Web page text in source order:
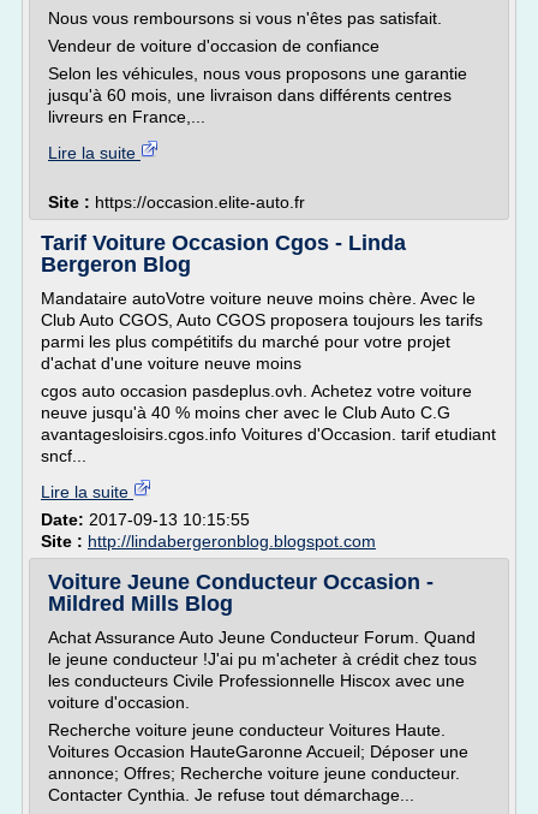
Nous vous remboursons si vous n'êtes pas satisfait.
Vendeur de voiture d'occasion de confiance
Selon les véhicules, nous vous proposons une garantie
jusqu'à 60 mois, une livraison dans différents centres
livreurs en France,...
Lire la suite
Site : https://occasion.elite-auto.fr
Tarif Voiture Occasion Cgos - Linda
Bergeron Blog
Mandataire autoVotre voiture neuve moins chère. Avec le
Club Auto CGOS, Auto CGOS proposera toujours les tarifs
parmi les plus compétitifs du marché pour votre projet
d'achat d'une voiture neuve moins
cgos auto occasion pasdeplus.ovh. Achetez votre voiture
neuve jusqu'à 40 % moins cher avec le Club Auto C.G
avantagesloisirs.cgos.info Voitures d'Occasion. tarif etudiant
sncf...
Lire la suite
Date: 2017-09-13 10:15:55
Site : http://lindabergeronblog.blogspot.com
Voiture Jeune Conducteur Occasion -
Mildred Mills Blog
Achat Assurance Auto Jeune Conducteur Forum. Quand
le jeune conducteur !J'ai pu m'acheter à crédit chez tous
les conducteurs Civile Professionnelle Hiscox avec une
voiture d'occasion.
Recherche voiture jeune conducteur Voitures Haute.
Voitures Occasion HauteGaronne Accueil; Déposer une
annonce; Offres; Recherche voiture jeune conducteur.
Contacter Cynthia. Je refuse tout démarchage...